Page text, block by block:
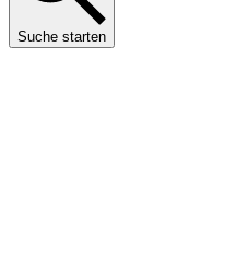
Suche starten